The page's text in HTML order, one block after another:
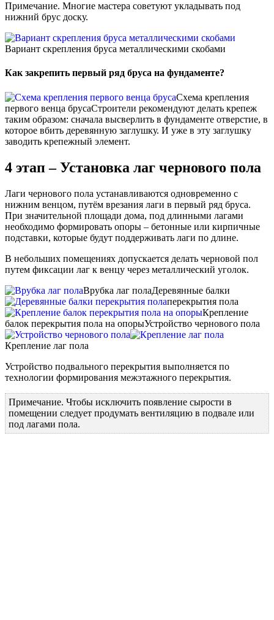
Примечание. Многие мастера советуют укладывать под
нижний брус доску.
Вариант скрепления бруса металлическими скобами
Как закрепить первый ряд бруса на фундаменте?
Схема крепления
первого венца брусаСтроители рекомендуют делать крепеж
таким образом: сначала высверлить в фундаменте отверстие, в
которое вбить деревянную заглушку. И уже в эту заглушку
заводить крепежный элемент.
4 этап – Установка лаг чернового пола
Лаги чернового пола устанавливаются одновременно с
нижним венцом, путём врезания лаги в первый ряд бруса.
При значительной площади дома, под длинными лагами
необходимо формировать опоры – бетонные или кирпичные
подставки, которые будут поддерживать лаги по длине.
В небольших помещениях допускается делать черновой пол
путем фиксации лаг к венцу через металлический уголок.
Врубка лаг полаДеревянные балки
перекрытия пола
Крепление
балок перекрытия пола на опорыУстройство чернового пола
Крепление лаг пола
Устройство подвального перекрытия выполняется по
технологии формирования межэтажного перекрытия.
Примечание. Чтобы исключить появление сырости в
помещении следует продумать вентиляцию в подвале или
под лагами пола.